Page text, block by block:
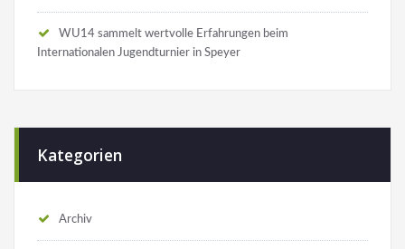
WU14 sammelt wertvolle Erfahrungen beim
Internationalen Jugendturnier in Speyer
Kategorien
Archiv